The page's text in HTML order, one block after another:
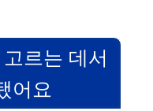
르는 데서
어요